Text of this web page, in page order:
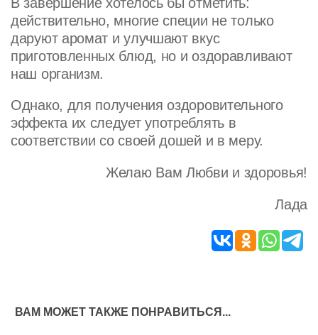
действительно, многие специи не только
даруют аромат и улучшают вкус
приготовленных блюд, но и оздоравливают
наш организм.
Однако, для получения оздоровительного
эффекта их следует употреблять в
соответствии со своей дошей и в меру.
Желаю Вам Любви и здоровья!
Лада
ВАМ МОЖЕТ ТАКЖЕ ПОНРАВИТЬСЯ...